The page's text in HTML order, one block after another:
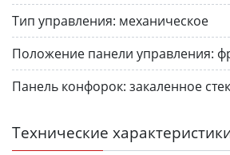
Тип управления: механическое
Положение панели управления:
Панель конфорок: закаленное
Технические